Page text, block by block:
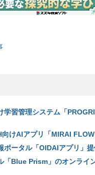
学習管理システム「
けAIアプリ「MIRAI
ータル「OIDAIアプリ」提
「Blue Prism」のオンライ